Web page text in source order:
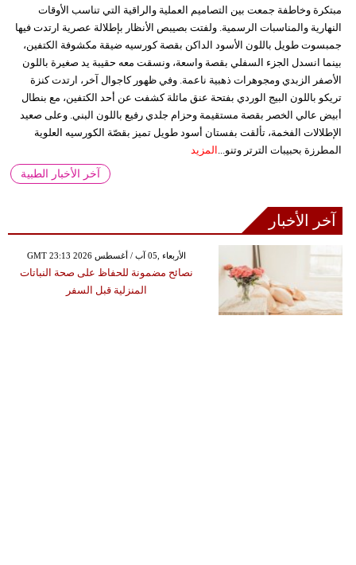
مبتكرة وخاطفة جمعت بين التصاميم العملية والراقية التي تناسب الأوقات
النهارية والمناسبات الرسمية. ولفتت بصيبص الأنظار بإطلالة عصرية ارتدت فيها
جمبسوت طويل باللون الأسود الداكن بقصة كورسيه ضيقة مكشوفة الكتفين،
بينما انسدل الجزء السفلي بقصة واسعة، ونسقت معه حقيبة يد صغيرة باللون
الأصفر الزبدي ومجوهرات ذهبية ناعمة. وفي ظهور كاجوال آخر، ارتدت كنزة
تريكو باللون البيج الوردي بفتحة عنق مائلة كشفت عن أحد الكتفين، مع بنطال
أبيض عالي الخصر بقصة مستقيمة وحزام جلدي رفيع باللون البني. وعلى صعيد
الإطلالات الفخمة، تألقت بفستان أسود طويل تميز بقصّة الكورسيه العلوية
المطرزة بحبيبات الترتر وتنو... المزيد
آخر الأخبار الطبية
آخر الأخبار
GMT 23:13 2026 الأربعاء ,05 آب / أغسطس
نصائح مضمونة للحفاظ على صحة النباتات
المنزلية قبل السفر